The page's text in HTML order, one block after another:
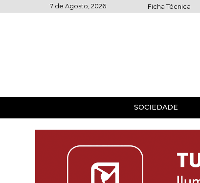
to
7 de Agosto, 2026 Ficha Técnica
SOCIEDADE